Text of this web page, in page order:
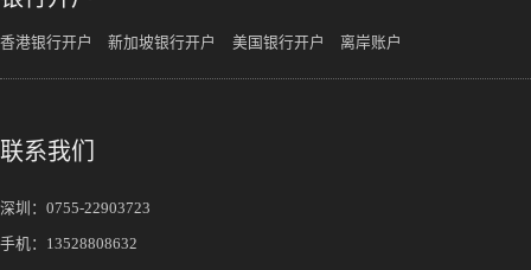
香港银行开户 新加坡银行开户 美国银行开户 离岸账户
联系我们
深圳： 0755-22903723
手机： 13528808632